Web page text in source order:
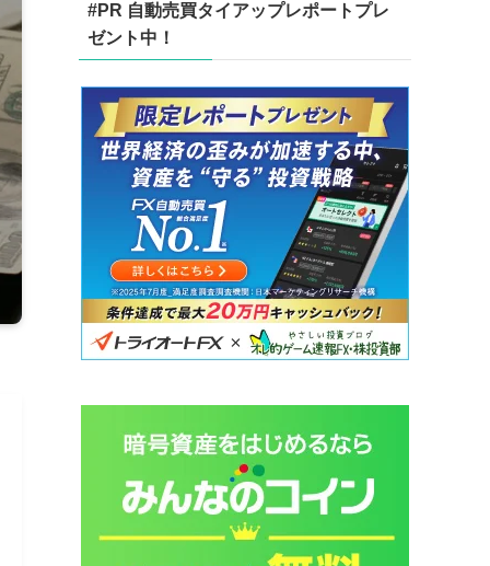
#PR 自動売買タイアップレポートプレ
ゼント中！